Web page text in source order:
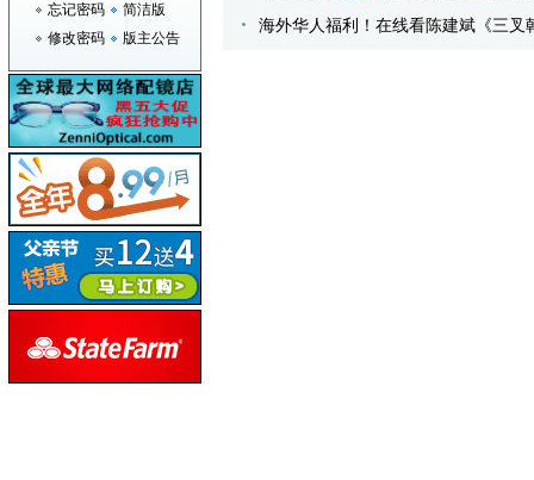
忘记密码
简洁版
修改密码
版主公告
海外华人福利！在线看陈建斌《三